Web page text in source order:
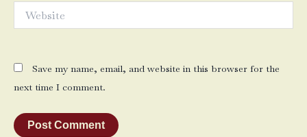
Save my name, email, and website in this browser for the
next time I comment.